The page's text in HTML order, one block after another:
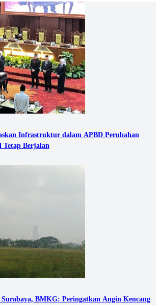
Infrastruktur dalam APBD Perubahan
Tetap Berjalan
BMKG: Peringatkan Angin Kencang